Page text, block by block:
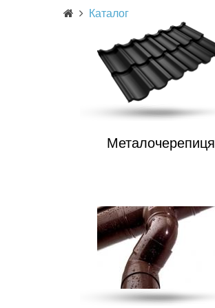
Каталог
Металочерепиця